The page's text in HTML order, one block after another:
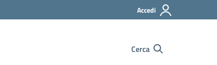
Accedi
Cerca